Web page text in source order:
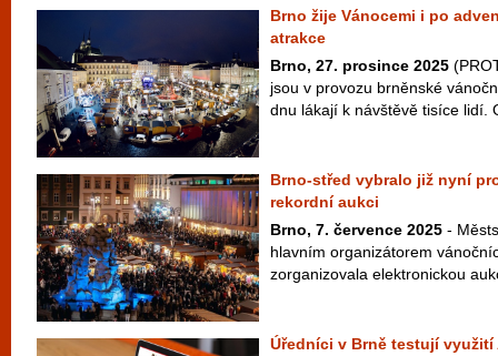
Brno žije Vánocemi i po
atrakce
Brno, 27. prosince 2025
jsou v provozu brněnské
dnu lákají k návštěvě tisíce lidí.
Brno-střed vybralo již nyní
rekordní aukci
Brno, 7. července 2025 -
hlavním organizátorem
zorganizovala elektronickou
Úředníci v Brně testují